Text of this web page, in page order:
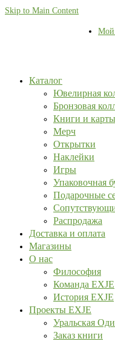
Skip to Main Content
Мой
Каталог
Ювелирная
Бронзовая
Книги и карты
Мерч
Открытки
Наклейки
Игры
Упаковочная
Подарочные
Распродажа
Доставка и оплата
Магазины
О нас
Философия
Команда EXJE
История EXJE
Проекты EXJE
Уральская
Заказ книги